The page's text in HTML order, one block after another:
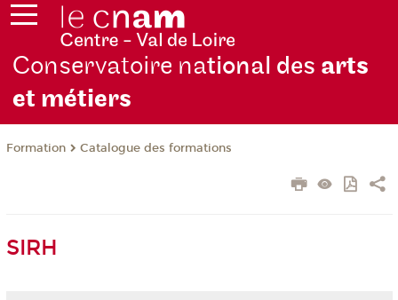
Conservatoire national des arts
et métiers
Formation Catalogue des formations
SIRH